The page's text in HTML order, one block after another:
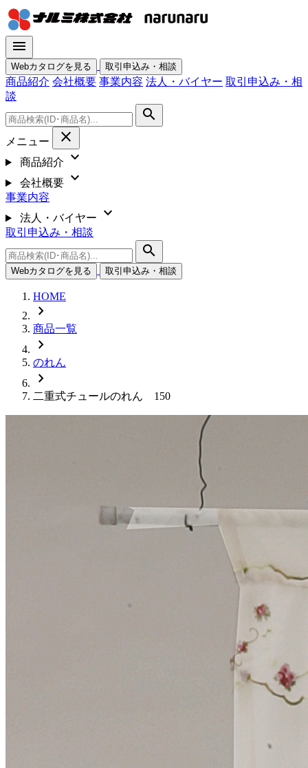
menu
Webカタログを見る 取引申込み・相談
商品紹介 会社概要 事業内容 法人・バイヤー 取引申込み・相
談
search
メニュー close
商品紹介 expand_more
会社概要 expand_more
事業内容
法人・バイヤー
expand_more
取引申込み・相談
search
Webカタログを見る 取引申込み・相談
HOME
chevron_right
商品一覧
chevron_right
のれん
chevron_right
二重式チュールのれん 150